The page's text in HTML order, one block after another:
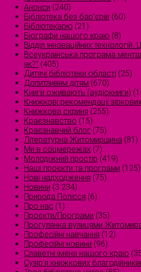
Анонси (240)
Бібліотека без бар'єрів (60)
Бібліотекарю (21)
Біографи нашого краю (8)
Відділ інноваційних
Всеукраїнська програма
як?" (405)
Дитячі бібліотеки області (25)
Допитливим дітям (670)
Книги оживають (аудіокниги)
Книжкові рекомендації
Книжкова скриня (255)
Краєзнавство (15)
Краєзнавчий блог (75)
Літературна Житомирщина (81)
Ми в соцмережах (7)
Молодіжний простір (419)
Наші проєкти та програми (125)
Нові надходження (75)
Новини (3 234)
Природа Полісся (6)
Про нас (1)
Проєкти/Програми (35)
Прогулянка вулицями
Професійні навчання (12)
Професійні новини (96)
Славетні імена нашого краю
Сузірʼя книжкових благодійників